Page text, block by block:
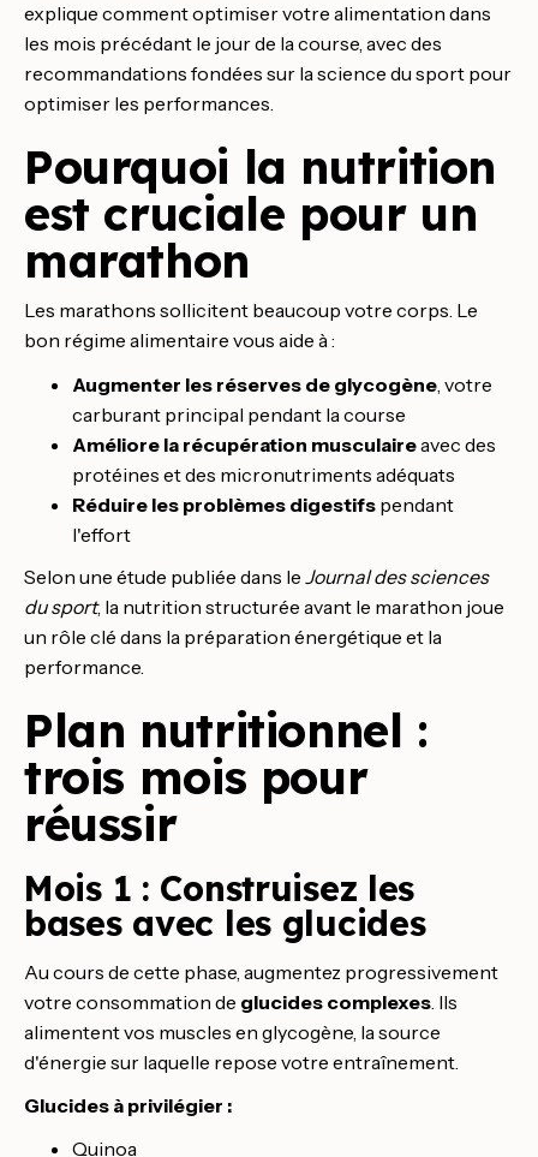
explique comment optimiser votre alimentation dans
les mois précédant le jour de la course, avec des
recommandations fondées sur la science du sport pour
optimiser les performances.
Pourquoi la nutrition
est cruciale pour un
marathon
Les marathons sollicitent beaucoup votre corps. Le
bon régime alimentaire vous aide à :
Augmenter les réserves de glycogène , votre
carburant principal pendant la course
Améliore la récupération musculaireavec des
protéines et des micronutriments adéquats
Réduire les problèmes digestifs pendant
l'effort
Selon une étude publiée dans le Journal des sciences
du sport, la nutrition structurée avant le marathon joue
un rôle clé dans la préparation énergétique et la
performance.
Plan nutritionnel :
trois mois pour
réussir
Mois 1 : Construisez les
bases avec les glucides
Au cours de cette phase, augmentez progressivement
votre consommation de glucides complexes . Ils
alimentent vos muscles en glycogène, la source
d'énergie sur laquelle repose votre entraînement.
Glucides à privilégier :
Quinoa